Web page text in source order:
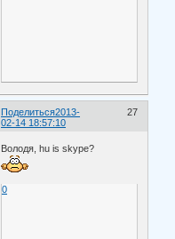
Поделиться 27
2013-
02-14 18:57:10
Володя, hu is skype?
0